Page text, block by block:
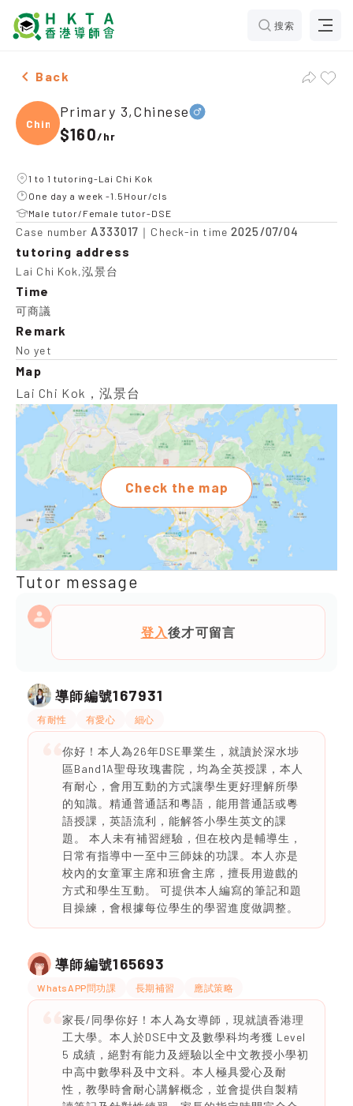
搜索
Male Primary 3,Chinese，Lai Chi Kok Tuition
Back
Chine
Primary 3,Chinese
$160/hr
1 to 1 tutoring-Lai Chi Kok
One day a week -1.5Hour/cls
Male tutor/Female tutor-DSE
Case number A333017 ｜Check-in time2025/07/04
tutoring address
Lai Chi Kok,泓景台
Time
可商議
Remark
No yet
Map
Lai Chi Kok，泓景台
Check the map
Tutor message
登入後才可留言
導師編號167931
有耐性 有愛心 細心
你好！本人為26年DSE畢業生，就讀於深水埗
區Band1A聖母玫瑰書院，均為全英授課，本人
有耐心，會用互動的方式讓學生更好理解所學
的知識。精通普通話和粵語，能用普通話或粵
語授課，英語流利，能解答小學生英文的課
題。 本人未有補習經驗，但在校內是輔導生，
日常有指導中一至中三師妹的功課。本人亦是
校內的女童軍主席和班會主席，擅長用遊戲的
方式和學生互動。 可提供本人編寫的筆記和題
目操練，會根據每位學生的學習進度做調整。
導師編號165693
WhatsAPP問功課 長期補習 應試策略
家長/同學你好！本人為女導師，現就讀香港理
工大學。本人於DSE中文及數學科均考獲 Level
5 成績，絕對有能力及經驗以全中文教授小學初
中高中數學科及中文科。本人極具愛心及耐
性，教學時會耐心講解概念，並會提供自製精